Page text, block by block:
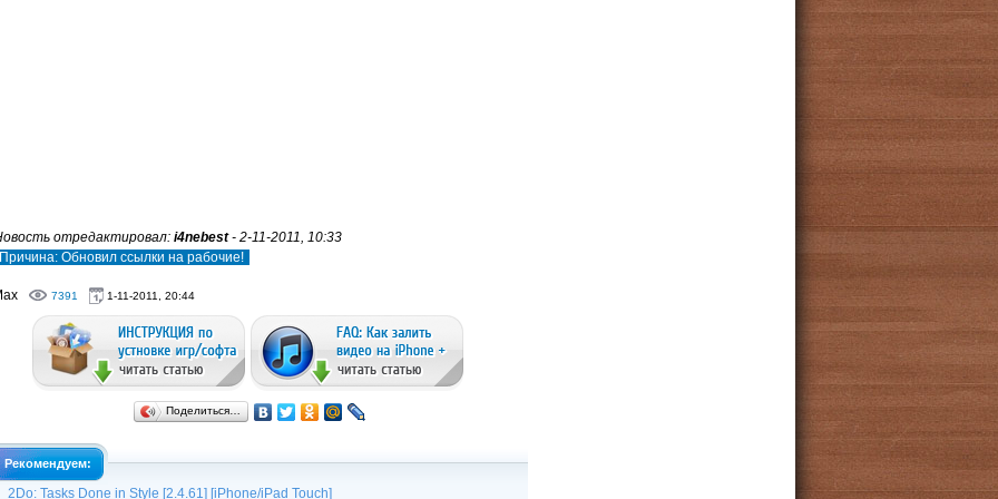
отредактировал: i4nebest- 2-11-2011, 10:33
Причина: Обновил ссылки на рабочие!
7391 1-11-2011, 20:44
Поделиться…
Рекомендуем:
2Do: Tasks Done in Style [2.4.61] [iPhone/iPad Touch]